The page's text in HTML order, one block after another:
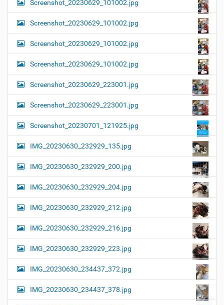
Screenshot_20230629_101002.jpg
Screenshot_20230629_101002.jpg
Screenshot_20230629_101002.jpg
Screenshot_20230629_101002.jpg
Screenshot_20230629_223001.jpg
Screenshot_20230629_223001.jpg
Screenshot_20230701_121925.jpg
IMG_20230630_232929_135.jpg
IMG_20230630_232929_200.jpg
IMG_20230630_232929_204.jpg
IMG_20230630_232929_212.jpg
IMG_20230630_232929_216.jpg
IMG_20230630_232929_223.jpg
IMG_20230630_234437_372.jpg
IMG_20230630_234437_378.jpg